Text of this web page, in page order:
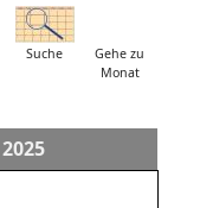
Suche
Gehe zu
Monat